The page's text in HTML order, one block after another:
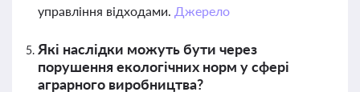
управління відходами. Джерело
Які наслідки можуть бути через
порушення екологічних норм у сфері
аграрного виробництва?